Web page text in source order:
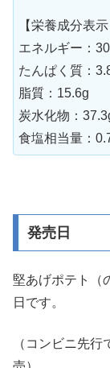
【栄養成分表
エネルギー：
たんぱく質：
脂質：15.6g
炭水化物：
食塩相当量：
発売日
堅あげポテト（
日です。
（コンビニ先